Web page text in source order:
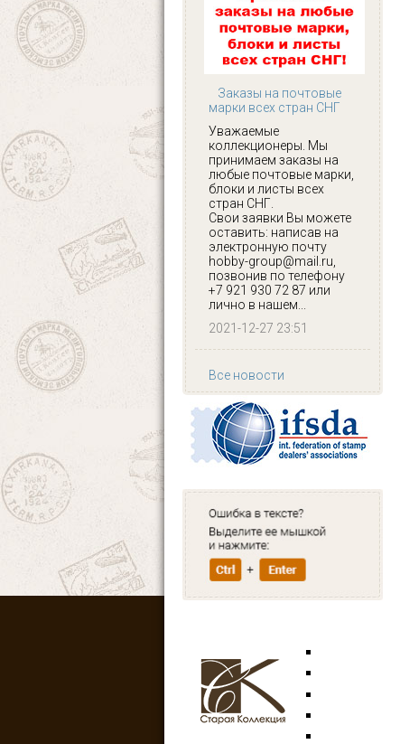
Заказы на почтовые
марки всех стран СНГ
Уважаемые
коллекционеры. Мы
принимаем заказы на
любые почтовые марки,
блоки и листы всех
стран СНГ.
Свои заявки Вы можете
оставить: написав на
электронную почту
hobby-group@mail.ru,
позвонив по телефону
+7 921 930 72 87 или
лично в нашем...
2021-12-27 23:51
Все новости